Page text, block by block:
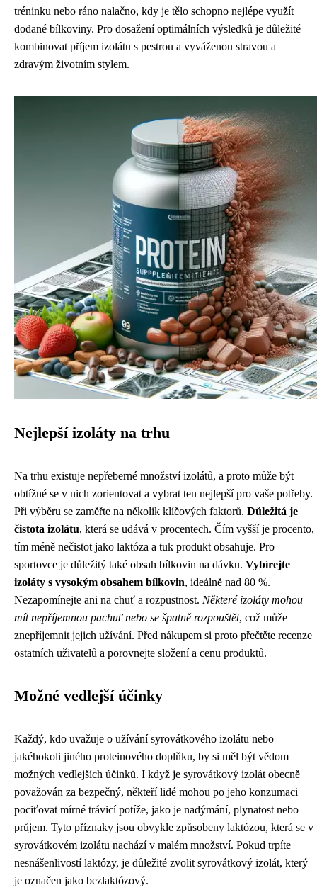
tréninku nebo ráno nalačno, kdy je tělo schopno nejlépe využít
dodané bílkoviny. Pro dosažení optimálních výsledků je důležité
kombinovat příjem izolátu s pestrou a vyváženou stravou a
zdravým životním stylem.
Nejlepší izoláty na trhu
Na trhu existuje nepřeberné množství izolátů, a proto může být
obtížné se v nich zorientovat a vybrat ten nejlepší pro vaše potřeby.
Při výběru se zaměřte na několik klíčových faktorů. Důležitá je
čistota izolátu, která se udává v procentech. Čím vyšší je procento,
tím méně nečistot jako laktóza a tuk produkt obsahuje. Pro
sportovce je důležitý také obsah bílkovin na dávku. Vybírejte
izoláty s vysokým obsahem bílkovin, ideálně nad 80 %.
Nezapomínejte ani na chuť a rozpustnost. Některé izoláty mohou
mít nepříjemnou pachuť nebo se špatně rozpouštět, což může
znepříjemnit jejich užívání. Před nákupem si proto přečtěte recenze
ostatních uživatelů a porovnejte složení a cenu produktů.
Možné vedlejší účinky
Každý, kdo uvažuje o užívání syrovátkového izolátu nebo
jakéhokoli jiného proteinového doplňku, by si měl být vědom
možných vedlejších účinků. I když je syrovátkový izolát obecně
považován za bezpečný, někteří lidé mohou po jeho konzumaci
pociťovat mírné trávicí potíže, jako je nadýmání, plynatost nebo
průjem. Tyto příznaky jsou obvykle způsobeny laktózou, která se v
syrovátkovém izolátu nachází v malém množství. Pokud trpíte
nesnášenlivostí laktózy, je důležité zvolit syrovátkový izolát, který
je označen jako bezlaktózový.